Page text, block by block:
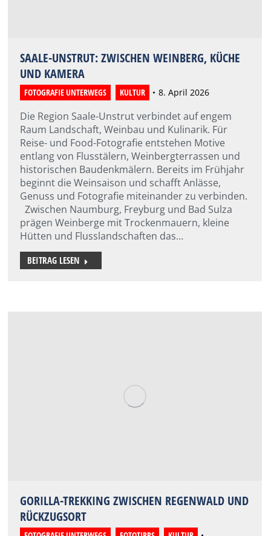
SAALE-UNSTRUT: ZWISCHEN WEINBERG, KÜCHE
UND KAMERA
FOTOGRAFIE UNTERWEGS KULTUR 8. April 2026
Die Region Saale-Unstrut verbindet auf engem
Raum Landschaft, Weinbau und Kulinarik. Für
Reise- und Food-Fotografie entstehen Motive
entlang von Flusstälern, Weinbergterrassen und
historischen Baudenkmälern. Bereits im Frühjahr
beginnt die Weinsaison und schafft Anlässe,
Genuss und Fotografie miteinander zu verbinden.
Zwischen Naumburg, Freyburg und Bad Sulza
prägen Weinberge mit Trockenmauern, kleine
Hütten und Flusslandschaften das…
BEITRAG LESEN
GORILLA-TREKKING ZWISCHEN REGENWALD UND
RÜCKZUGSORT